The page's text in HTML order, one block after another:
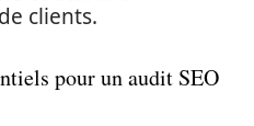
clients.
pour un audit SEO